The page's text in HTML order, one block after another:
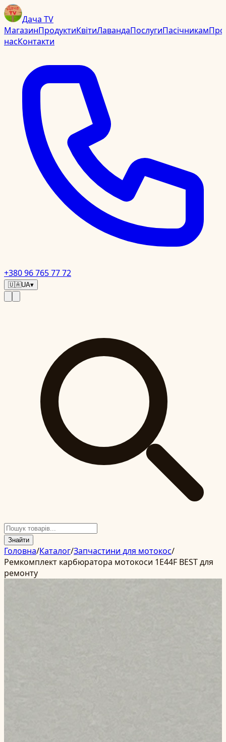
Дача TV
МагазинПродуктиКвітиЛавандаПослугиПасічникамПро
насКонтакти
+380 96 765 77 72
🇺🇦UA▾
Знайти
Головна/Каталог/Запчастини для мотокос/
Ремкомплект карбюратора мотокоси 1E44F BEST для
ремонту